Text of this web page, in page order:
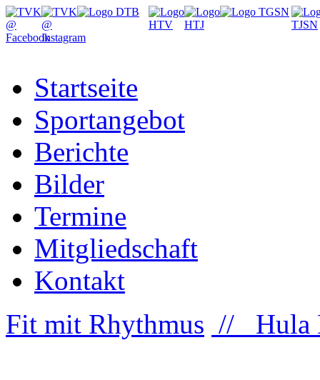
Startseite
Sportangebot
Berichte
Bilder
Termine
Mitgliedschaft
Kontakt
Fit mit Rhythmus // Hula